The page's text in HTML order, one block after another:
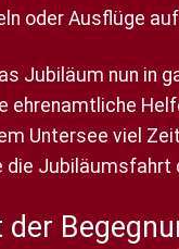
oder Ausflüge
Jubiläum nun in
ehrenamtliche
Untersee viel
die Jubiläumsfahrt
der